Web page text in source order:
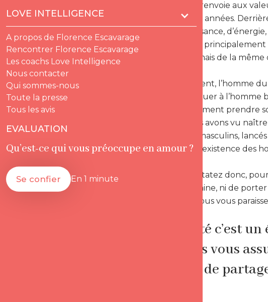
LOVE INTELLIGENCE
A propos de Florence Escavarage
Rencontrer Florence Escavarage
Les coachs Love Intelligence
Nous contacter
Qui sommes-nous
Toute la presse
Tous les avis
EVALUATION
Qu’est-ce qui vous préoccupe en amour ?
Se confier En 1 minute
Ce concept renvoie aux
nombreuses années.
idée de puissance,
phénomène principalement
ne s’agira jamais de la
Heureusement, l’homme
jurer ni de jouer à
d’hommes aiment prendre
années nous avons vu
prototypes masculins,
compte de l’existence des
Vous le constatez donc,
fois par semaine, ni de
autour de vous vous
La virilité c’est
que vous vous
capable de